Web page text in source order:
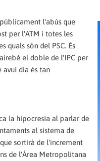
l'abús que
per l'ATM i totes les
quals són del PSC. És
el doble de l'IPC per
avui dia és tan
la hipocresia al parlar de
al sistema de
sortirà de l'increment
de l'Àrea Metropolitana